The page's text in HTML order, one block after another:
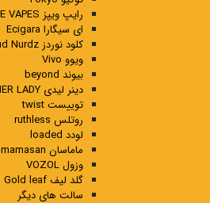
رایپ ویپز RIPE VAPES
ای سیگارا Ecigara
کلود نوردز Cloud Nurdz
ویوو Vivo
بیوند beyond
دینر لیدی DINNER LADY
توییست twist
روتلس ruthless
لودد loaded
ماماسان mamasan
وزول VOZOL
گلد لیف Gold leaf
سالت های دیگر